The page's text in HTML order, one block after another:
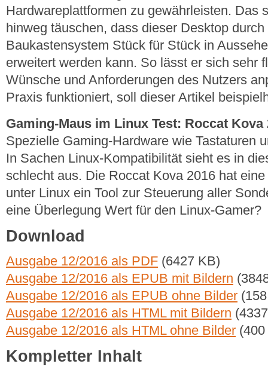
Hardwareplattformen zu gewährleisten. Das
hinweg täuschen, dass dieser Desktop
Baukastensystem Stück für Stück in
erweitert werden kann. So lässt er sich sehr
Wünsche und Anforderungen des Nutzers
Praxis funktioniert, soll dieser Artikel
Gaming-Maus im Linux Test: Roccat Kova
Spezielle Gaming-Hardware wie Tastaturen
In Sachen Linux-Kompatibilität sieht es in
schlecht aus. Die Roccat Kova 2016 hat
unter Linux ein Tool zur Steuerung aller
eine Überlegung Wert für den Linux-Gamer?
Download
Ausgabe 12/2016 als PDF (6427 KB)
Ausgabe 12/2016 als EPUB mit Bildern
Ausgabe 12/2016 als EPUB ohne Bilder
Ausgabe 12/2016 als HTML mit Bildern
Ausgabe 12/2016 als HTML ohne Bilder
Kompletter Inhalt